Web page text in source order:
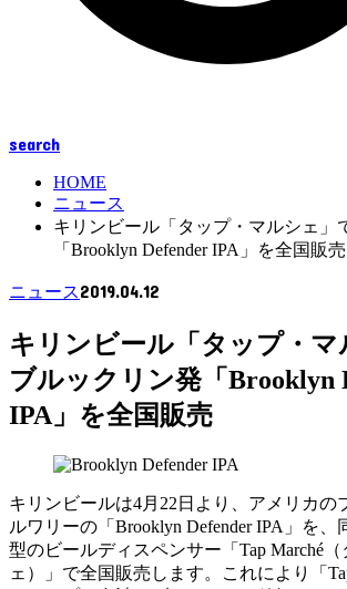
search
HOME
ニュース
キリンビール「タップ・マルシェ」
「Brooklyn Defender IPA」を全国販売
ニュース2019.04.12
キリンビール「タップ・
ブルックリン発「Brooklyn
IPA」を全国販売
キリンビールは4月22日より、アメリカの
ルワリーの「Brooklyn Defender IPA」を
型のビールディスペンサー「Tap Marché
ェ）」で全国販売します。これにより「